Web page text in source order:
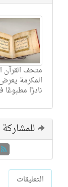
متحف القرآن
المكرمة
نادرًا مطبوعًا
التعليقات